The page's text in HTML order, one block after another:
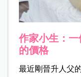
作家小生：
的價格
最近剛晉升人父